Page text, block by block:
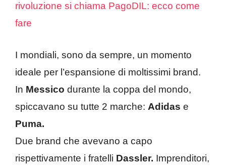
rivoluzione si chiama PagoDIL: ecco come
fare
I mondiali, sono da sempre, un momento
ideale per l’espansione di moltissimi brand.
In Messico durante la coppa del mondo,
spiccavano su tutte 2 marche: Adidas e
Puma.
Due brand che avevano a capo
rispettivamente i fratelli Dassler. Imprenditori,